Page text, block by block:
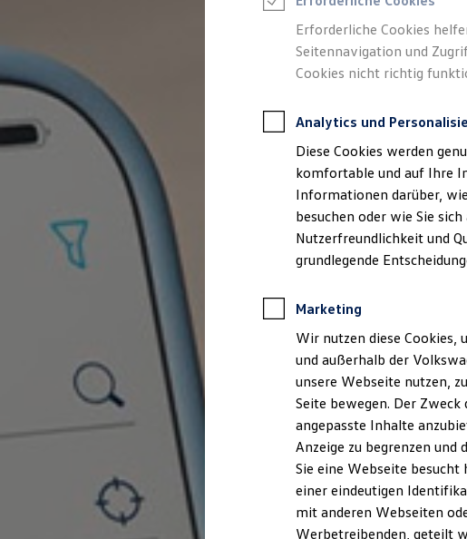
Fahrzeuge online kaufen
Digitaler Marktplatz
Kauf & Finanzierung
Online-Fahrzeugbewertung
Aktionen & Angebote
E-Auto-Förderung
Für Privatkunden
Für Gewerbekunden
Profi Paket
TopDeal
Gebrauchtwagen
ProfiPartner für Gebrauchtwagen
Zertifizierte Gebrauchtwagen
Finanzierung
Für Privatkunden
Für Gewerbekunden
Für Privatkunden
Für Gewerbekunden
Versicherungen & Garantien
Garantien
Kfz-Versicherung für Nutzfahrzeuge
Restschuldversicherung
Wartungsverträge
Reparatur & Service
Sommer-Special
Reparatur, Pflege & Inspektion
Servicetermin anfragen
Erforderliche Cookies
Seitennavigation und
Cookies nicht richtig
Analytics und
Diese Cookies werden
komfortable und auf Ihre
Informationen darüber,
besuchen oder wie Sie
Nutzerfreundlichkeit und
grundlegende
Marketing
Wir nutzen diese Cookies,
und außerhalb der
unsere Webseite nutzen,
Seite bewegen. Der
angepasste Inhalte
Anzeige zu begrenzen
Sie eine Webseite
einer eindeutigen
mit anderen Webseiten
Werbetreibenden, geteilt